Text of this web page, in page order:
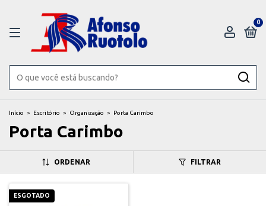
0
Início > Escritório > Organização > Porta Carimbo
Porta Carimbo
ORDENAR FILTRAR
ESGOTADO